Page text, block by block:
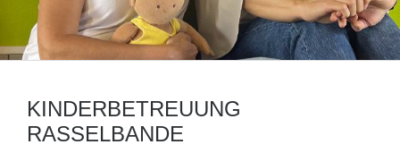
KINDERBETREUUNG
RASSELBANDE